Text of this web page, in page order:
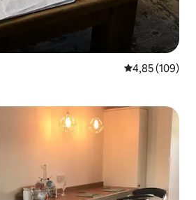
Prosječna
4,85 (109)
s oznakom „Odabrali gosti”